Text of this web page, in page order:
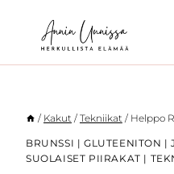
sisältöön
/ Kakut / Tekniikat / Helppo
BRUNSSI |GLUTEENITON |
SUOLAISET PIIRAKAT |